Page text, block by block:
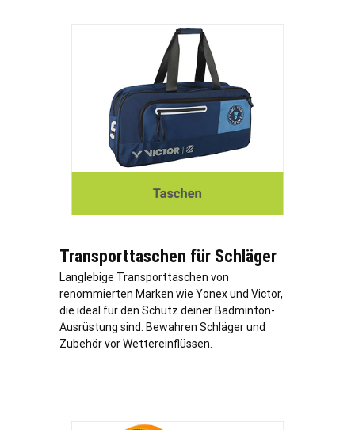
Transporttaschen für Schläger
Langlebige Transporttaschen von
renommierten Marken wie Yonex und Victor,
die ideal für den Schutz deiner Badminton-
Ausrüstung sind. Bewahren Schläger und
Zubehör vor Wettereinflüssen.